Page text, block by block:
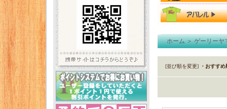
ホーム＞ゲーリーヤ
[並び順を変更] ・おすすめ